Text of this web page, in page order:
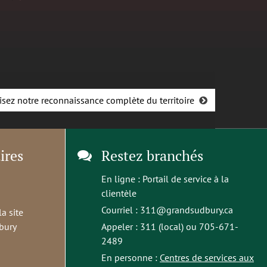
notre reconnaissance complète du territoire
site
Restez branchés
En ligne : Portail de service à la
clientèle
Courriel : 311@grandsudbury.ca
Appeler : 311 (local) ou 705-671-
2489
En personne : Centres de services aux